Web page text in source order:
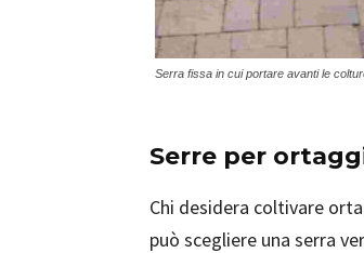
Serra fissa in cui portare avanti le
Serre per
Chi desidera coltivare
può scegliere una serra